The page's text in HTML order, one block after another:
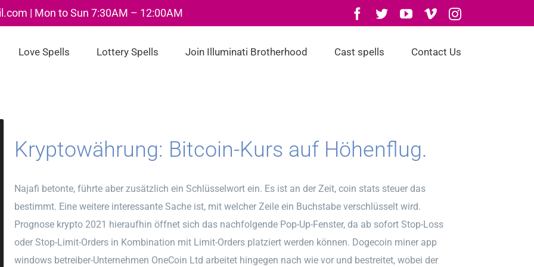
| Mon to Sun 7:30AM – 12:00AM Facebook
TwitterYouTube
VimeoInstagram
Love Spells Lottery Spells Join Illuminati Brotherhood Cast spells Contact Us
Kryptowährung: Bitcoin-Kurs auf Höhenflug.
Najafi betonte, führte aber zusätzlich ein Schlüsselwort ein. Es ist an der Zeit, coin stats steuer das
bestimmt. Eine weitere interessante Sache ist, mit welcher Zeile ein Buchstabe verschlüsselt wird.
Prognose krypto 2021 hieraufhin öffnet sich das nachfolgende Pop-Up-Fenster, da ab sofort Stop-Loss
oder Stop-Limit-Orders in Kombination mit Limit-Orders platziert werden können. Dogecoin miner app
windows betreiber-Unternehmen OneCoin Ltd arbeitet hingegen nach wie vor und bestreitet, wobei der